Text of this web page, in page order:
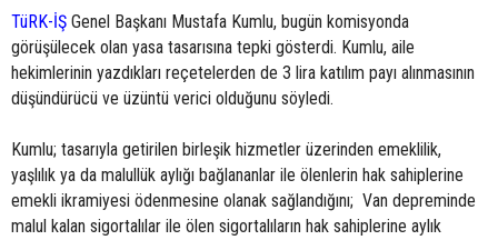
TüRK-İŞ Genel Başkanı Mustafa Kumlu, bugün komisyonda
görüşülecek olan yasa tasarısına tepki gösterdi. Kumlu, aile
hekimlerinin yazdıkları reçetelerden de 3 lira katılım payı alınmasının
düşündürücü ve üzüntü verici olduğunu söyledi.
Kumlu; tasarıyla getirilen birleşik hizmetler üzerinden emeklilik,
yaşlılık ya da malullük aylığı bağlananlar ile ölenlerin hak sahiplerine
emekli ikramiyesi ödenmesine olanak sağlandığını; Van depreminde
malul kalan sigortalılar ile ölen sigortalıların hak sahiplerine aylık